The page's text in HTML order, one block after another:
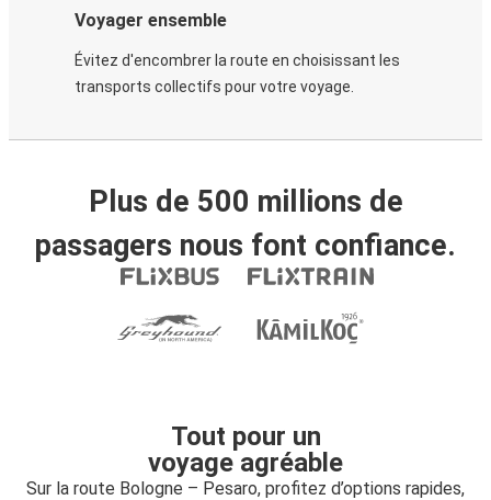
Voyager ensemble
Évitez d'encombrer la route en choisissant les
transports collectifs pour votre voyage.
Plus de 500 millions de
passagers nous font confiance.
Tout pour un
voyage agréable
Sur la route Bologne – Pesaro, profitez d’options rapides,